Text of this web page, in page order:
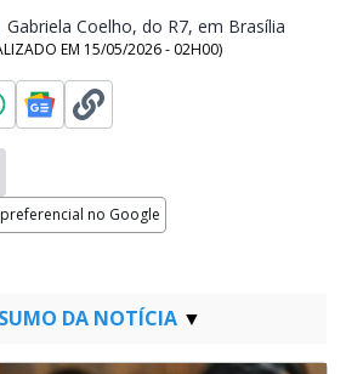
Gabriela Coelho, do R7, em Brasília
EM 15/05/2026 - 02H00)
no Google
DA NOTÍCIA